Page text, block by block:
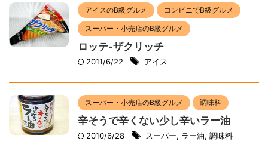
アイスのB級グルメ コンビニでB級グルメ
スーパー・小売店のB級グルメ
ロッテ-ザクリッチ
2011/6/22 アイス
スーパー・小売店のB級グルメ 調味料
辛そうで辛くない少し辛いラー油
2010/6/28 スーパー, ラー油, 調味料